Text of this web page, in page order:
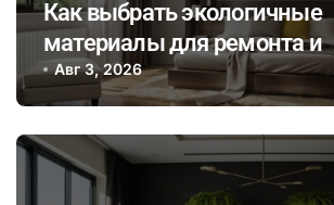
Как выбрать экологичные
материалы для ремонта и
сэкономить на
будущем
Авг 3, 2026